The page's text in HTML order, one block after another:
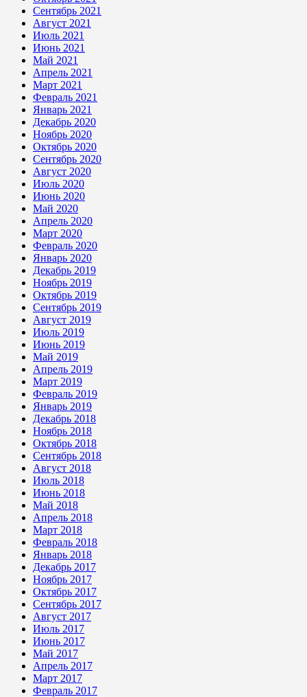
Сентябрь 2021
Август 2021
Июль 2021
Июнь 2021
Май 2021
Апрель 2021
Март 2021
Февраль 2021
Январь 2021
Декабрь 2020
Ноябрь 2020
Октябрь 2020
Сентябрь 2020
Август 2020
Июль 2020
Июнь 2020
Май 2020
Апрель 2020
Март 2020
Февраль 2020
Январь 2020
Декабрь 2019
Ноябрь 2019
Октябрь 2019
Сентябрь 2019
Август 2019
Июль 2019
Июнь 2019
Май 2019
Апрель 2019
Март 2019
Февраль 2019
Январь 2019
Декабрь 2018
Ноябрь 2018
Октябрь 2018
Сентябрь 2018
Август 2018
Июль 2018
Июнь 2018
Май 2018
Апрель 2018
Март 2018
Февраль 2018
Январь 2018
Декабрь 2017
Ноябрь 2017
Октябрь 2017
Сентябрь 2017
Август 2017
Июль 2017
Июнь 2017
Май 2017
Апрель 2017
Март 2017
Февраль 2017